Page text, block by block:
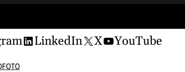
LinkedIn X YouTube
FOTO